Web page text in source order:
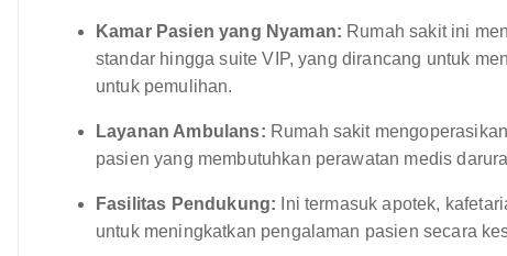
Kamar Pasien yang Nyaman: Rumah sakit ini
standar hingga suite VIP, yang dirancang untuk
untuk pemulihan.
Layanan Ambulans: Rumah sakit
pasien yang membutuhkan perawatan medis
Fasilitas Pendukung: Ini termasuk apotek,
untuk meningkatkan pengalaman pasien secara